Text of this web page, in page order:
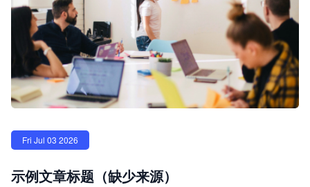
Fri Jul 03 2026
示例文章标题（缺少来源）